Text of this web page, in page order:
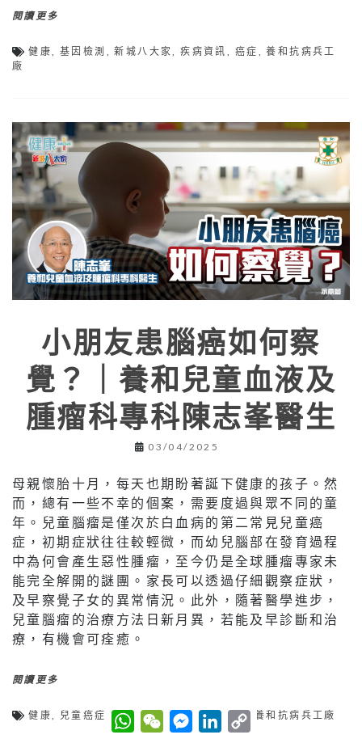
閱讀更多
健康,基因檢測 ,新城八大家,疾病資訊 , 癌症 ,養和抗病兵工
廠
小朋友患腦癌如何察
覺？｜養和兒童血液及
腫瘤科專科陳志峯醫生
03/04/2025
母親懷胎十月，每天也期盼著誕下健康的孩子。然
而，總有一些不幸的個案，需要度過與眾不同的童
年。兒童腦瘤是僅次於白血病的第二常見兒童癌
症，初期症狀往往較輕微，而幼兒腦部在發育過程
中為何會產生惡性腫瘤，至今仍是全球腫瘤專家未
能完全解開的謎團。家長可以透過仔細觀察症狀，
及早察覺子女的異常情況。此外，隨著醫學進步，
兒童腦瘤的治療方法日新月異，若能及早診斷和治
療，有機會可痊癒。
閱讀更多
健康 兒童癌症 ,兒童腦瘤, 惡性腫瘤 , 癌症, 養和抗病兵工廠
W
h
W
e
M
e
L
C